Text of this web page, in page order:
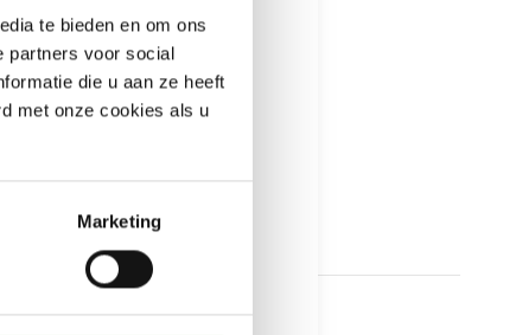
te bieden en om ons
partners voor social
die u aan ze heeft
met onze cookies als u
Marketing